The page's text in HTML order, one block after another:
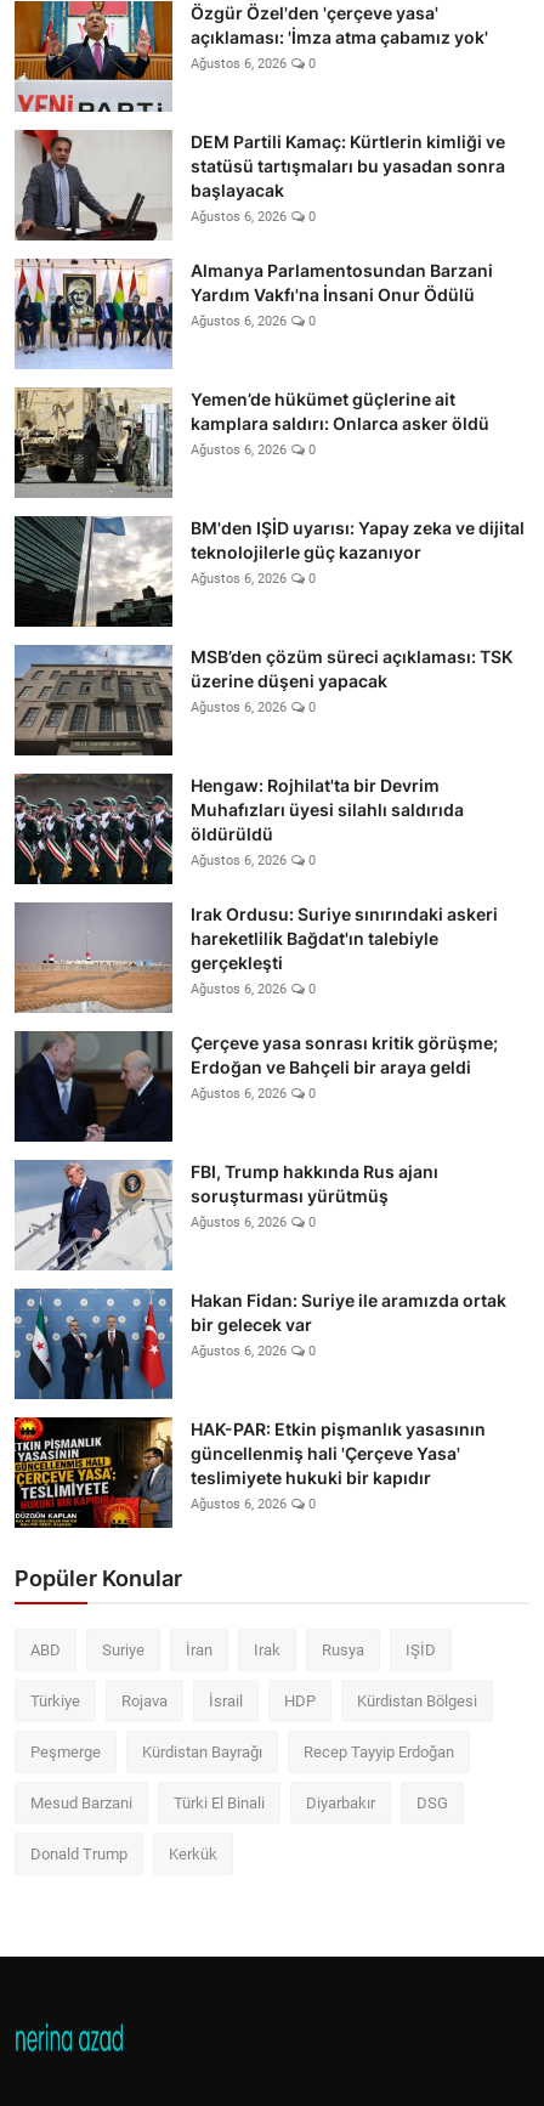
Özgür Özel'den 'çerçeve yasa'
açıklaması: 'İmza atma çabamız yok'
Ağustos 6, 2026 0
DEM Partili Kamaç: Kürtlerin kimliği ve
statüsü tartışmaları bu yasadan sonra
başlayacak
Ağustos 6, 2026 0
Almanya Parlamentosundan Barzani
Yardım Vakfı'na İnsani Onur Ödülü
Ağustos 6, 2026 0
Yemen’de hükümet güçlerine ait
kamplara saldırı: Onlarca asker öldü
Ağustos 6, 2026 0
BM'den IŞİD uyarısı: Yapay zeka ve dijital
teknolojilerle güç kazanıyor
Ağustos 6, 2026 0
MSB’den çözüm süreci açıklaması: TSK
üzerine düşeni yapacak
Ağustos 6, 2026 0
Hengaw: Rojhilat'ta bir Devrim
Muhafızları üyesi silahlı saldırıda
öldürüldü
Ağustos 6, 2026 0
Irak Ordusu: Suriye sınırındaki askeri
hareketlilik Bağdat'ın talebiyle
gerçekleşti
Ağustos 6, 2026 0
Çerçeve yasa sonrası kritik görüşme;
Erdoğan ve Bahçeli bir araya geldi
Ağustos 6, 2026 0
FBI, Trump hakkında Rus ajanı
soruşturması yürütmüş
Ağustos 6, 2026 0
Hakan Fidan: Suriye ile aramızda ortak
bir gelecek var
Ağustos 6, 2026 0
HAK-PAR: Etkin pişmanlık yasasının
güncellenmiş hali 'Çerçeve Yasa'
teslimiyete hukuki bir kapıdır
Ağustos 6, 2026 0
Popüler Konular
ABD Suriye İran Irak Rusya IŞİD
Türkiye Rojava İsrail HDP Kürdistan Bölgesi
Peşmerge Kürdistan Bayrağı Recep Tayyip Erdoğan
Mesud Barzani Türki El Binali Diyarbakır DSG
Donald Trump Kerkük